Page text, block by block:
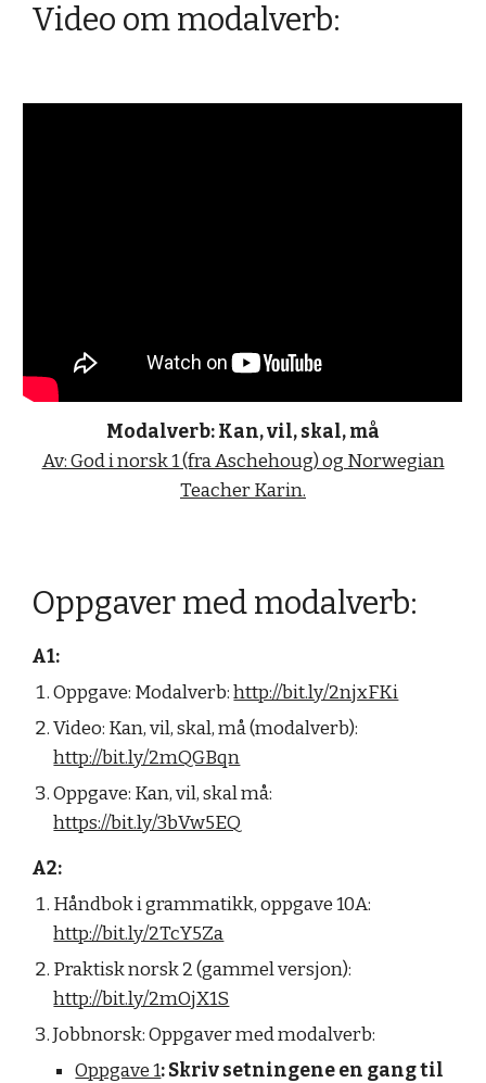
Video om modalverb:
Modalverb: Kan, vil, skal, må
Av: God i norsk 1 (fra Aschehoug) og Norwegian
Teacher Karin.
Oppgaver med modalverb:
A1:
Oppgave: Modalverb:http://bit.ly/2njxFKi
Video: Kan, vil, skal, må (modalverb):
http://bit.ly/2mQGBqn
Oppgave: Kan, vil, skal må:
https://bit.ly/3bVw5EQ
A2:
Håndbok i grammatikk, oppgave 10A:
http://bit.ly/2TcY5Za
Praktisk norsk 2 (gammel versjon):
http://bit.ly/2mOjX1S
Jobbnorsk: Oppgaver med modalverb:
Oppgave 1: Skriv setningene en gang til